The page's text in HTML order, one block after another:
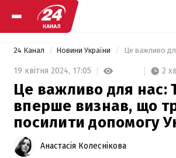
24 Канал Новини України
19 квітня 2024, 17:05 2 хв
Це важливо для нас:
вперше визнав, що
посилити допомогу
Анастасія Колеснікова